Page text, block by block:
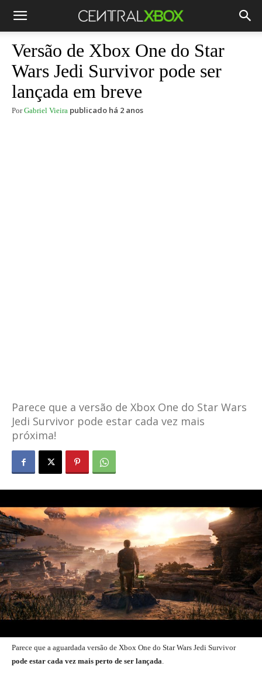
Versão de Xbox One do Star
Wars Jedi Survivor pode ser
lançada em breve
Por Gabriel Vieira publicado há 2 anos
Parece que a versão de Xbox One do Star Wars
Jedi Survivor pode estar cada vez mais
próxima!
Parece que a aguardada versão de Xbox One do Star Wars Jedi Survivor
pode estar cada vez mais perto de ser lançada.